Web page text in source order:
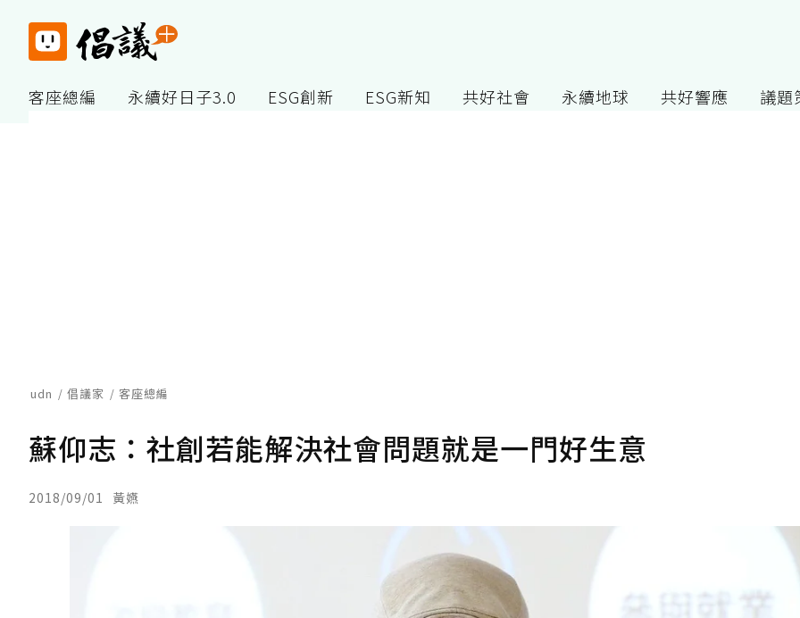
客座總編 永續好日子3.0 ESG創新 ESG新知 共好社會 永續地球 共好響應 議題
udn 倡議家 客座總編
蘇仰志：社創若能解決社會問題就是一門好生意
2018/09/01 黃嬿